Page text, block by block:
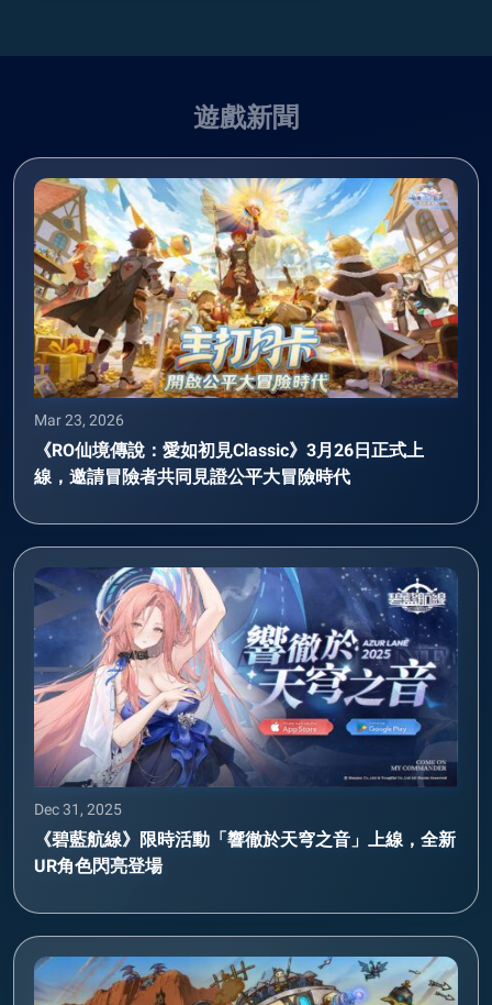
遊戲新聞
Mar 23, 2026
《RO仙境傳說：愛如初見Classic》3月26日正式上
線，邀請冒險者共同見證公平大冒險時代
Dec 31, 2025
《碧藍航線》限時活動「響徹於天穹之音」上線，全新
UR角色閃亮登場